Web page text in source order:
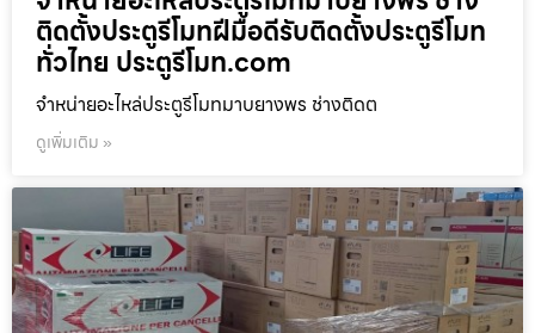
ติดตั้งประตูรีโมทฝีมือดีรับติดตั้งประตูรีโมท
ทั่วไทย ประตูรีโมท.com
จำหน่ายอะไหล่ประตูรีโมทมาบยางพร ช่างติดต
ดูเพิ่มเติม »